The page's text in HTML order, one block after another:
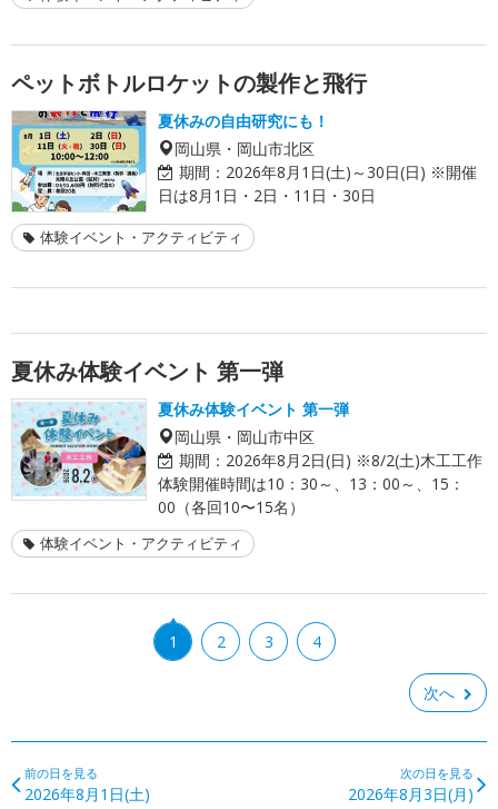
ペットボトルロケットの製作と飛行
夏休みの自由研究にも！
岡山県・岡山市北区
期間： 2026年8月1日(土)～30日(日) ※開催
日は8月1日・2日・11日・30日
体験イベント・アクティビティ
夏休み体験イベント 第一弾
夏休み体験イベント 第一弾
岡山県・岡山市中区
期間： 2026年8月2日(日) ※8/2(土)木工工作
体験開催時間は10：30～、13：00～、15：
00（各回10〜15名）
体験イベント・アクティビティ
1 2 3 4
次へ
前の日を見る
2026年8月1日(土)
次の日を見る
2026年8月3日(月)